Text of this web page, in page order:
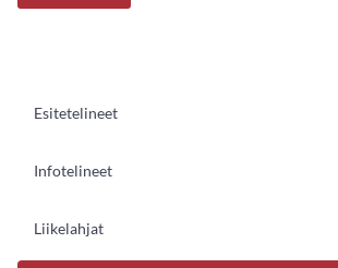
Esitetelineet
Infotelineet
Liikelahjat